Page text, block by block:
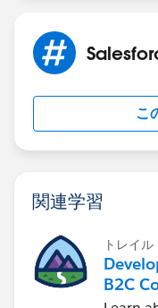
こ
関連学習
トレイル
B2C